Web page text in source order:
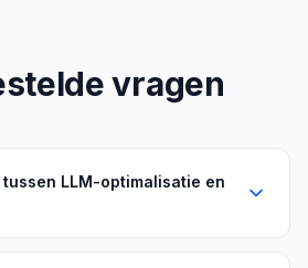
vragen
LLM-optimalisatie en